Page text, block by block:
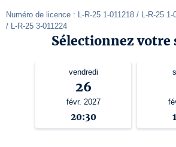
Numéro de licence : L-R-25 1-011218 / L-R-25 1-
/ L-R-25 3-011224
Sélectionnez votre
vendredi
26
févr. 2027
20:30